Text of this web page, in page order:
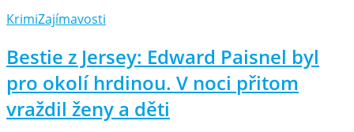
KrimiZajímavosti
Bestie z Jersey: Edward Paisnel byl
pro okolí hrdinou. V noci přitom
vraždil ženy a děti